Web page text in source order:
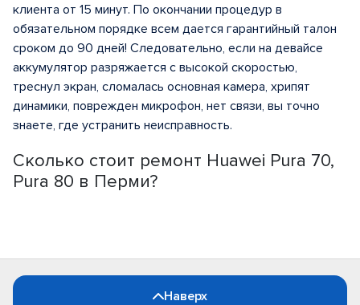
Сколько стоит ремонт Huawei Pura 70,
Pura 80 в Перми?
клиента от 15 минут. По окончании процедур в
обязательном порядке всем дается гарантийный талон
сроком до 90 дней! Следовательно, если на девайсе
аккумулятор разряжается с высокой скоростью,
треснул экран, сломалась основная камера, хрипят
динамики, поврежден микрофон, нет связи, вы точно
знаете, где устранить неисправность.
Наверх